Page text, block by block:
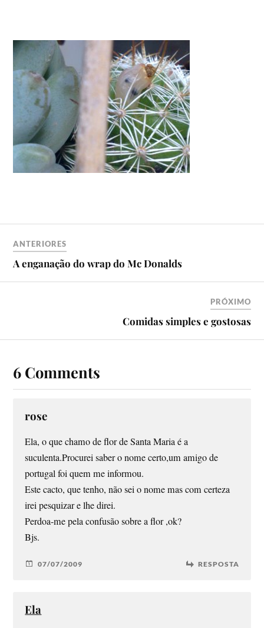
ANTERIORES
A enganação do wrap do Mc Donalds
PRÓXIMO
Comidas simples e gostosas
6 Comments
rose
Ela, o que chamo de flor de Santa Maria é a
suculenta.Procurei saber o nome certo,um amigo de
portugal foi quem me informou.
Este cacto, que tenho, não sei o nome mas com certeza
irei pesquizar e lhe direi.
Perdoa-me pela confusão sobre a flor ,ok?
Bjs.
07/07/2009 RESPOSTA
Ela